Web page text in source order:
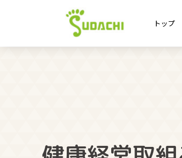
トップ